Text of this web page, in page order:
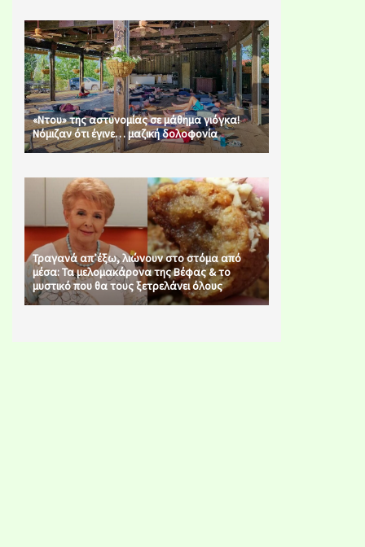
«Ντου» της αστυνομίας σε μάθημα γιόγκα!
Νόμιζαν ότι έγινε… μαζική δολοφονία
Τραγανά απ’έξω, λιώνουν στο στόμα από
μέσα: Τα μελομακάρονα της Βέφας & το
μυστικό που θα τους ξετρελάνει όλους